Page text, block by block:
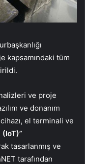
kapsamındaki tüm
ve proje
ve donanım
el terminali ve
tasarlanmış ve
tarafından